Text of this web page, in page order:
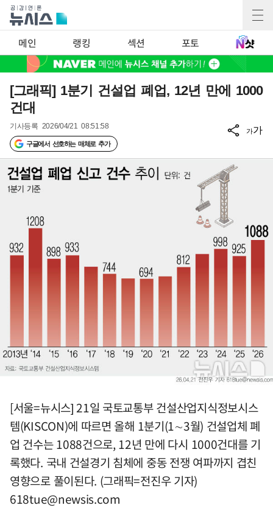
메인 랭킹 섹션 포토
[그래픽] 1분기 건설업 폐업, 12년 만에 1000
건대
기사등록 2026/04/21 08:51:58
구글에서 선호하는 매체로 추가
가가
[서울=뉴시스] 21일 국토교통부 건설산업지식정보시스
템(KISCON)에 따르면 올해 1분기(1∼3월) 건설업체 폐
업 건수는 1088건으로, 12년 만에 다시 1000건대를 기
록했다. 국내 건설경기 침체에 중동 전쟁 여파까지 겹친
영향으로 풀이된다. (그래픽=전진우 기자)
618tue@newsis.com